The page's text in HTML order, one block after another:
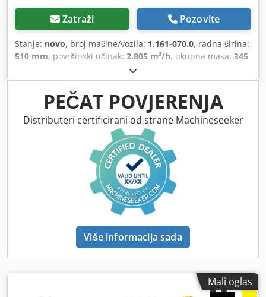
Zatraži Pozovite
Stanje: novo, broj mašine/vozila: 1.161-070.0, radna širina:
510 mm, površinski učinak: 2.805 m²/h, ukupna masa: 345
24 mjeseci, kapacitet spremnika za
vodu:70 l, kapacitet baterije:105 Ah,
PEČAT POVJERENJA
Distributeri certificirani od strane Machineseeker
Više informacija sada
Mali oglas